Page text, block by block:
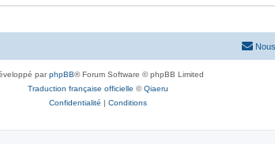
parphpBB® Forum Software © phpBB Limited
Traduction française officielle ©Qiaeru
Confidentialité | Conditions